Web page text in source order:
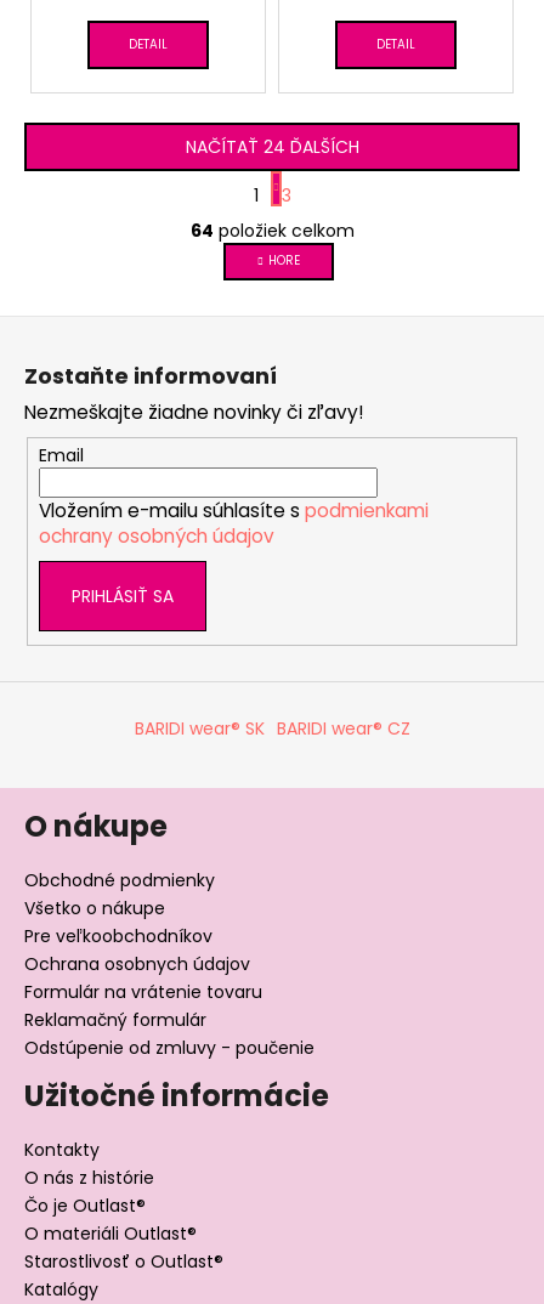
DETAIL DETAIL
O
v
l
d
c
i
e
r
v
k
p
s
u
NAČÍTAŤ 24 ĎALŠÍCH
S
t
r
á
n
o
a
n
i
e
1
3
64 položiek celkom
HORE
Zostaňte informovaní
Nezmeškajte žiadne novinky či zľavy!
Email
Vložením e-mailu súhlasíte s podmienkami
ochrany osobných údajov
PRIHLÁSIŤ SA
BARIDI wear® SK BARIDI wear® CZ
O nákupe
Obchodné podmienky
Všetko o nákupe
Pre veľkoobchodníkov
Ochrana osobnych údajov
Formulár na vrátenie tovaru
Reklamačný formulár
Odstúpenie od zmluvy - poučenie
Užitočné informácie
Kontakty
O nás z histórie
Čo je Outlast®
O materiáli Outlast®
Starostlivosť o Outlast®
Katalógy